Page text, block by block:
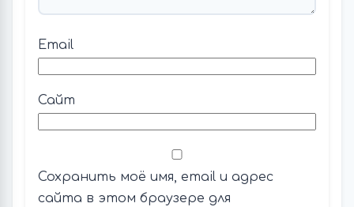
Email
Сайт
Сохранить моё имя, email и адрес
сайта в этом браузере для